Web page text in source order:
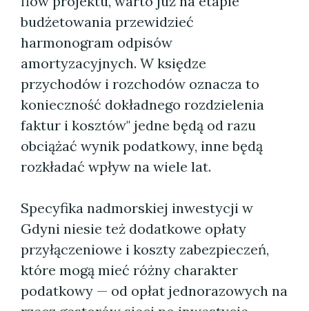
budżetowania przewidzieć
harmonogram odpisów
amortyzacyjnych. W księdze
przychodów i rozchodów oznacza to
konieczność dokładnego rozdzielenia
faktur i kosztów" jedne będą od razu
obciążać wynik podatkowy, inne będą
rozkładać wpływ na wiele lat.
Specyfika nadmorskiej inwestycji w
Gdyni niesie też dodatkowe opłaty
przyłączeniowe i koszty zabezpieczeń,
które mogą mieć różny charakter
podatkowy — od opłat jednorazowych na